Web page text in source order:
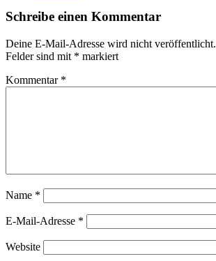
Schreibe einen Kommentar
Deine E-Mail-Adresse wird nicht veröffentlicht.
Felder sind mit * markiert
Kommentar *
Name *
E-Mail-Adresse *
Website